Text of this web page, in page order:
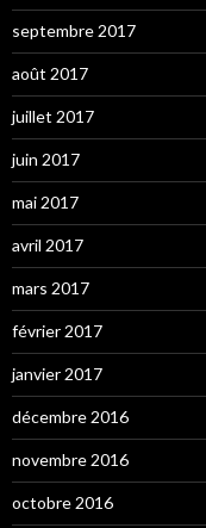
septembre 2017
août 2017
juillet 2017
juin 2017
mai 2017
avril 2017
mars 2017
février 2017
janvier 2017
décembre 2016
novembre 2016
octobre 2016